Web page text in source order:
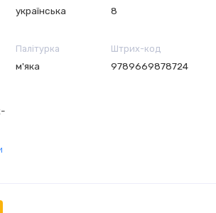
українська 8
Палітурка
м'яка
Штрих-код
9789669878724